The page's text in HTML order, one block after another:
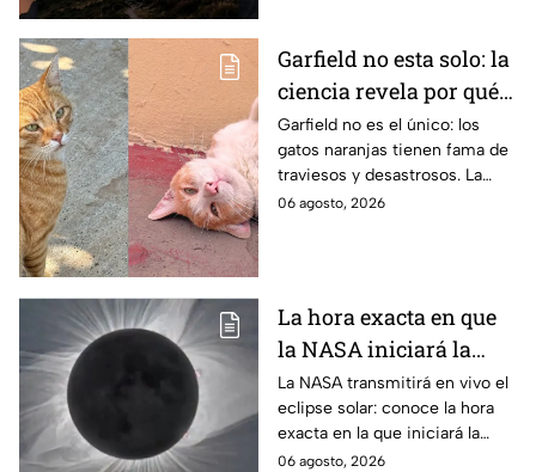
Garfield no esta solo: la
ciencia revela por qué
los gatos naranjas
tienen tanta fama de
hacer "desastres"
Garfield no es el único: los
gatos naranjas tienen fama de
traviesos y desastrosos. La
ciencia explica qué hay detrás
06 agosto, 2026
La hora exacta en que
la NASA iniciará la
transmisión en vivo
del eclipse solar
La NASA transmitirá en vivo el
eclipse solar: conoce la hora
exacta en la que iniciará la
cobertura para no perderte de
06 agosto, 2026